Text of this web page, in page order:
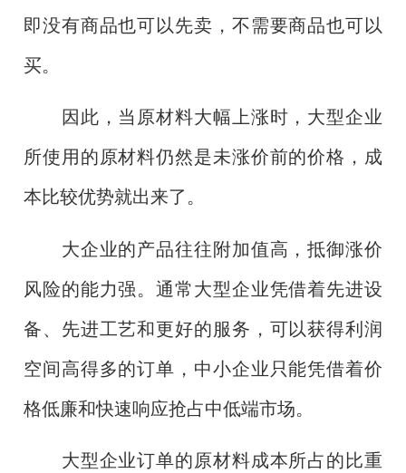
即没有商品也可以先卖，不需要商品也可以
买。
因此，当原材料大幅上涨时，大型企业
所使用的原材料仍然是未涨价前的价格，成
本比较优势就出来了。
大企业的产品往往附加值高，抵御涨价
风险的能力强。通常大型企业凭借着先进设
备、先进工艺和更好的服务，可以获得利润
空间高得多的订单，中小企业只能凭借着价
格低廉和快速响应抢占中低端市场。
大型企业订单的原材料成本所占的比重